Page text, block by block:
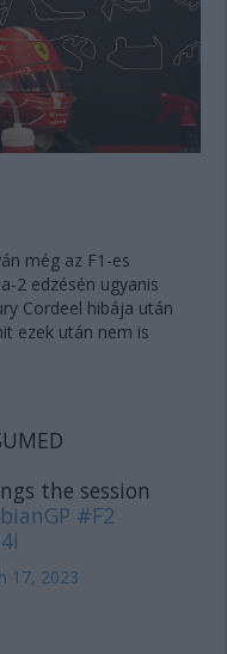
még az F1-es
2 edzésén ugyanis
Cordeel hibája után
ezek után nem is
the session
#F2
17, 2023